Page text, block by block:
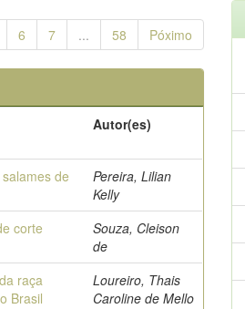
6 7 ... 58 Póximo
Autor(es)
de
Pereira, Lilian
Kelly
corte
Souza, Cleison
de
raça
Brasil
Loureiro, Thais
Caroline de Mello